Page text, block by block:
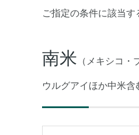
ご指定の条件に該当す
南米 （メキシコ
ウルグアイほか中米含